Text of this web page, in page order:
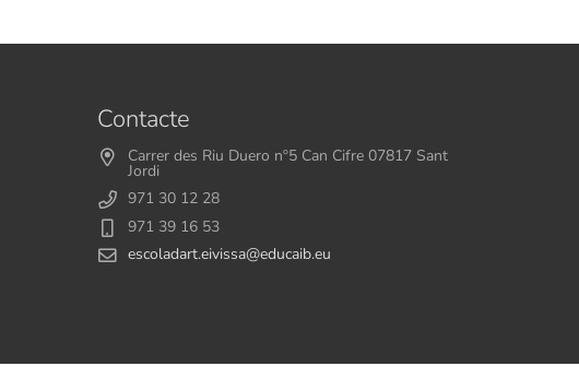
Contacte
Carrer des Riu Duero nº5 Can Cifre 07817 Sant
Jordi
971 30 12 28
971 39 16 53
escoladart.eivissa@educaib.eu